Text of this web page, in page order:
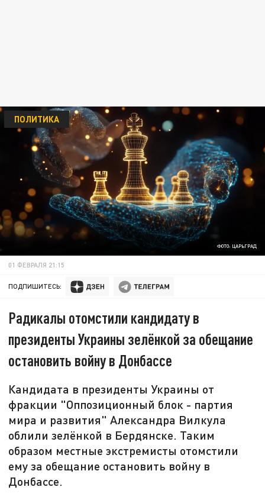
ФОТО: ЦАРЬГРАД
ПОЛИТИКА
01 ФЕВРАЛЯ 21:15
ПОДПИШИТЕСЬ:
Радикалы отомстили кандидату в
президенты Украины зелёнкой за обещание
остановить войну в Донбассе
Кандидата в президенты Украины от
фракции "Оппозиционный блок - партия
мира и развития" Александра Вилкула
облили зелёнкой в Бердянске. Таким
образом местные экстремисты отомстили
ему за обещание остановить войну в
Донбассе.